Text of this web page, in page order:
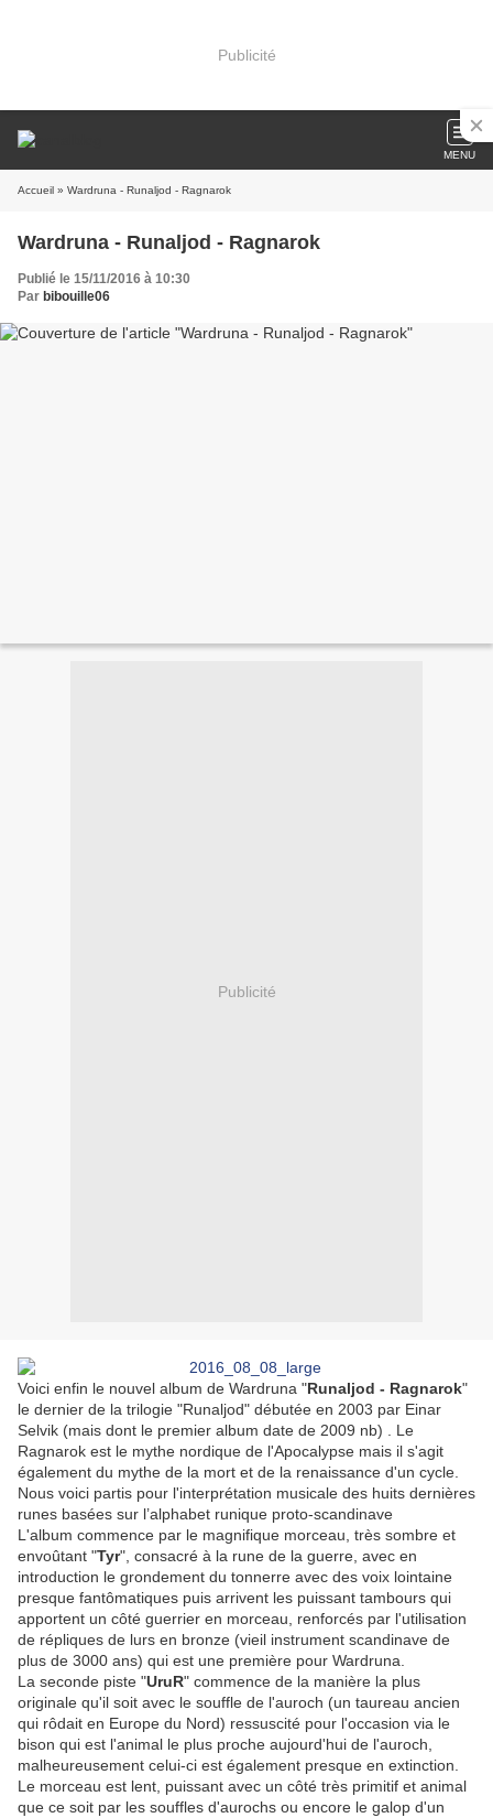
Publicité
MENU
Accueil » Wardruna - Runaljod - Ragnarok
Wardruna - Runaljod - Ragnarok
Publié le 15/11/2016 à 10:30
Par bibouille06
Publicité
Voici enfin le nouvel album de Wardruna "Runaljod - Ragnarok"
le dernier de la trilogie "Runaljod" débutée en 2003 par Einar
Selvik (mais dont le premier album date de 2009 nb) . Le
Ragnarok est le mythe nordique de l'Apocalypse mais il s'agit
également du mythe de la mort et de la renaissance d'un cycle.
Nous voici partis pour l'interprétation musicale des huits dernières
runes basées sur l’alphabet runique proto-scandinave
L'album commence par le magnifique morceau, très sombre et
envoûtant "Tyr", consacré à la rune de la guerre, avec en
introduction le grondement du tonnerre avec des voix lointaine
presque fantômatiques puis arrivent les puissant tambours qui
apportent un côté guerrier en morceau, renforcés par l'utilisation
de répliques de lurs en bronze (vieil instrument scandinave de
plus de 3000 ans) qui est une première pour Wardruna.
La seconde piste "UruR" commence de la manière la plus
originale qu'il soit avec le souffle de l'auroch (un taureau ancien
qui rôdait en Europe du Nord) ressuscité pour l'occasion via le
bison qui est l'animal le plus proche aujourd'hui de l'auroch,
malheureusement celui-ci est également presque en extinction.
Le morceau est lent, puissant avec un côté très primitif et animal
que ce soit par les souffles d'aurochs ou encore le galop d'un